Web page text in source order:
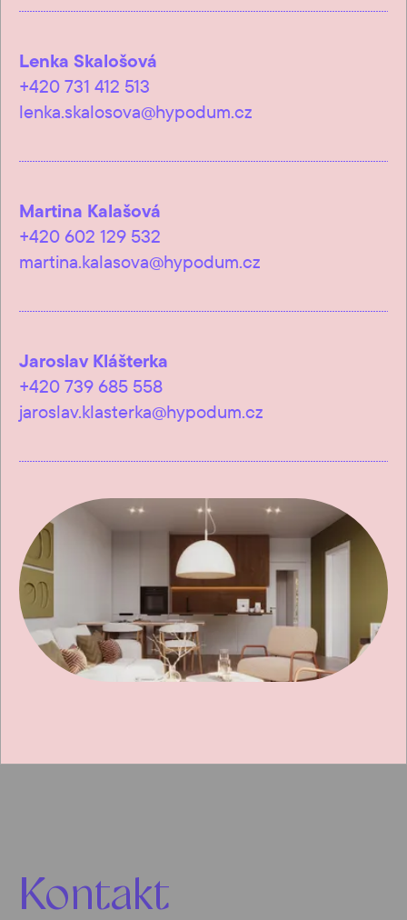
Lenka Skalošová
+420 731 412 513
lenka.skalosova@hypodum.cz
Martina Kalašová
+420 602 129 532
martina.kalasova@hypodum.cz
Jaroslav Klášterka
+420 739 685 558
jaroslav.klasterka@hypodum.cz
Kontakt